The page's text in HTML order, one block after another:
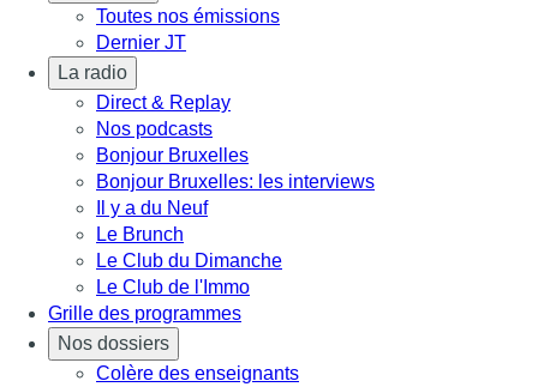
Toutes nos émissions
Dernier JT
La radio
Direct & Replay
Nos podcasts
Bonjour Bruxelles
Bonjour Bruxelles: les interviews
Il y a du Neuf
Le Brunch
Le Club du Dimanche
Le Club de l'Immo
Grille des programmes
Nos dossiers
Colère des enseignants